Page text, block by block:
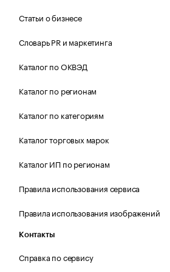
Статьи о бизнесе
Словарь PR и маркетинга
Каталог по ОКВЭД
Каталог по регионам
Каталог по категориям
Каталог торговых марок
Каталог ИП по регионам
Правила использования сервиса
Правила использования изображений
Контакты
Справка по сервису